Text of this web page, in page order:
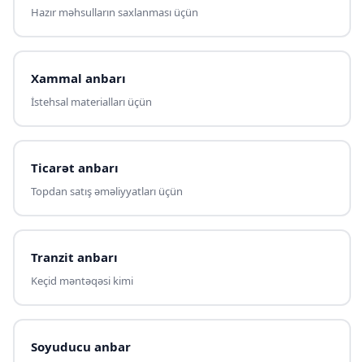
Hazır məhsulların saxlanması üçün
Xammal anbarı
İstehsal materialları üçün
Ticarət anbarı
Topdan satış əməliyyatları üçün
Tranzit anbarı
Keçid məntəqəsi kimi
Soyuducu anbar